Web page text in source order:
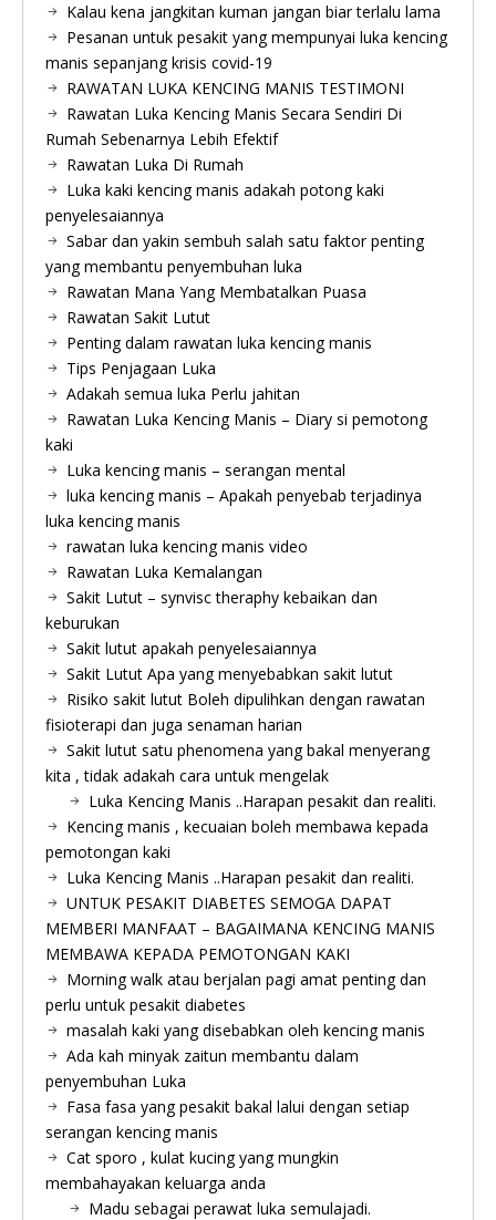
Kalau kena jangkitan kuman jangan biar terlalu lama
Pesanan untuk pesakit yang mempunyai luka kencing
manis sepanjang krisis covid-19
RAWATAN LUKA KENCING MANIS TESTIMONI
Rawatan Luka Kencing Manis Secara Sendiri Di
Rumah Sebenarnya Lebih Efektif
Rawatan Luka Di Rumah
Luka kaki kencing manis adakah potong kaki
penyelesaiannya
Sabar dan yakin sembuh salah satu faktor penting
yang membantu penyembuhan luka
Rawatan Mana Yang Membatalkan Puasa
Rawatan Sakit Lutut
Penting dalam rawatan luka kencing manis
Tips Penjagaan Luka
Adakah semua luka Perlu jahitan
Rawatan Luka Kencing Manis – Diary si pemotong
kaki
Luka kencing manis – serangan mental
luka kencing manis – Apakah penyebab terjadinya
luka kencing manis
rawatan luka kencing manis video
Rawatan Luka Kemalangan
Sakit Lutut – synvisc theraphy kebaikan dan
keburukan
Sakit lutut apakah penyelesaiannya
Sakit Lutut Apa yang menyebabkan sakit lutut
Risiko sakit lutut Boleh dipulihkan dengan rawatan
fisioterapi dan juga senaman harian
Sakit lutut satu phenomena yang bakal menyerang
kita , tidak adakah cara untuk mengelak
Luka Kencing Manis ..Harapan pesakit dan realiti.
Kencing manis , kecuaian boleh membawa kepada
pemotongan kaki
Luka Kencing Manis ..Harapan pesakit dan realiti.
UNTUK PESAKIT DIABETES SEMOGA DAPAT
MEMBERI MANFAAT – BAGAIMANA KENCING MANIS
MEMBAWA KEPADA PEMOTONGAN KAKI
Morning walk atau berjalan pagi amat penting dan
perlu untuk pesakit diabetes
masalah kaki yang disebabkan oleh kencing manis
Ada kah minyak zaitun membantu dalam
penyembuhan Luka
Fasa fasa yang pesakit bakal lalui dengan setiap
serangan kencing manis
Cat sporo , kulat kucing yang mungkin
membahayakan keluarga anda
Madu sebagai perawat luka semulajadi.